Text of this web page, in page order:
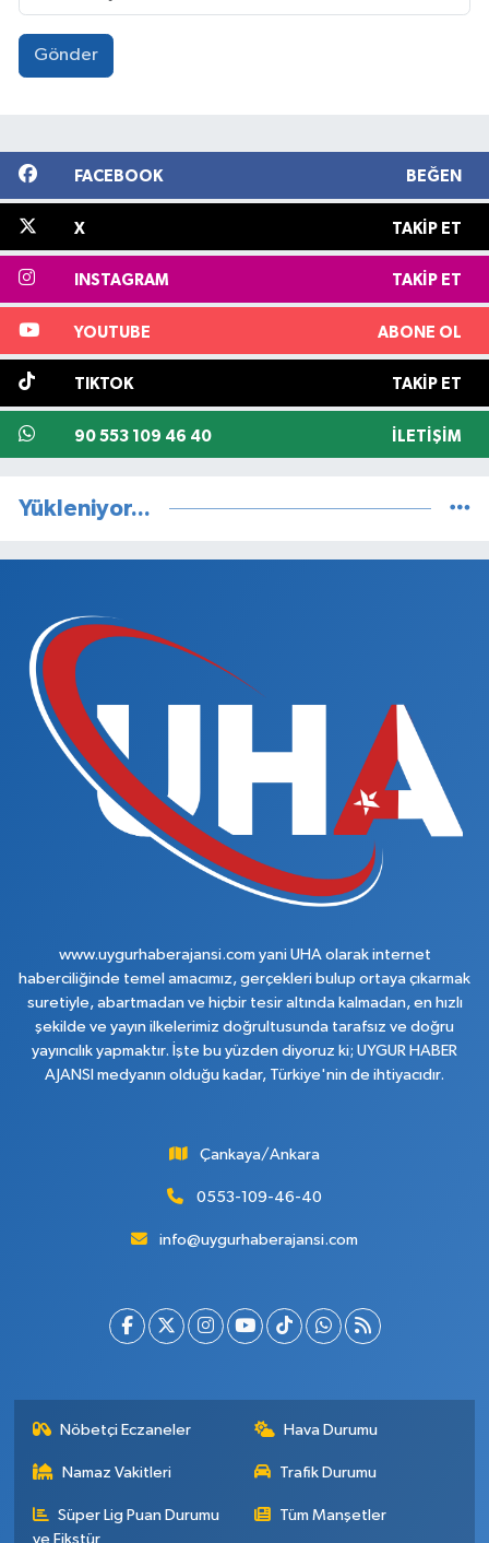
Gönder
FACEBOOK BEĞEN
X TAKIP ET
INSTAGRAM TAKIP ET
YOUTUBE ABONE OL
TIKTOK TAKIP ET
90 553 109 46 40 İLETIŞIM
Yükleniyor...
www.uygurhaberajansi.com yani UHA olarak internet
haberciliğinde temel amacımız, gerçekleri bulup ortaya çıkarmak
suretiyle, abartmadan ve hiçbir tesir altında kalmadan, en hızlı
şekilde ve yayın ilkelerimiz doğrultusunda tarafsız ve doğru
yayıncılık yapmaktır. İşte bu yüzden diyoruz ki; UYGUR HABER
AJANSI medyanın olduğu kadar, Türkiye'nin de ihtiyacıdır.
Çankaya/Ankara
0553-109-46-40
info@uygurhaberajansi.com
Nöbetçi Eczaneler Hava Durumu
Namaz Vakitleri Trafik Durumu
Süper Lig Puan Durumu
ve Fikstür
Tüm Manşetler